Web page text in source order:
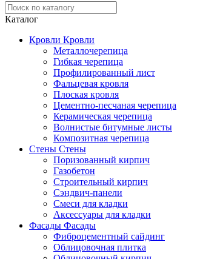
Каталог
Кровли Кровли
Металлочерепица
Гибкая черепица
Профилированный лист
Фальцевая кровля
Плоская кровля
Цементно-песчаная черепица
Керамическая черепица
Волнистые битумные листы
Композитная черепица
Стены Стены
Поризованный кирпич
Газобетон
Строительный кирпич
Сэндвич-панели
Смеси для кладки
Аксессуары для кладки
Фасады Фасады
Фиброцементный сайдинг
Облицовочная плитка